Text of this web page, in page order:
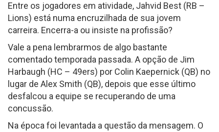
Entre os jogadores em atividade, Jahvid Best (RB –
Lions) está numa encruzilhada de sua jovem
carreira. Encerra-a ou insiste na profissão?
Vale a pena lembrarmos de algo bastante
comentado temporada passada. A opção de Jim
Harbaugh (HC – 49ers) por Colin Kaepernick (QB) no
lugar de Alex Smith (QB), depois que esse último
desfalcou a equipe se recuperando de uma
concussão.
Na época foi levantada a questão da mensagem. O